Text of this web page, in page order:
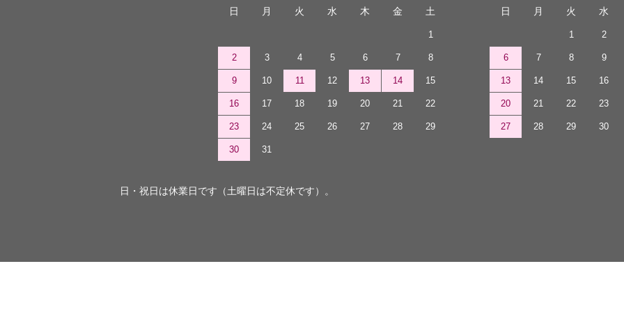
日 月 火 水 木 金 土
1
2 3 4 5 6 7 8
9 10 11 12 13 14 15
16 17 18 19 20 21 22
23 24 25 26 27 28 29
30 31
日 月 火 水
1 2
6 7 8 9
13 14 15 16
20 21 22 23
27 28 29 30
日・祝日は休業日です（土曜日は不定休です）。